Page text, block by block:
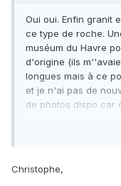
Oui oui. Enfin granit
ce type de roche.
muséum du Havre
d'origine (ils
longues mais à ce
et je n'ai pas de
de photos dispo car
roche évoque
Christophe,